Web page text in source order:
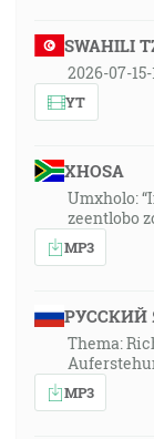
SWAHILI
2026-07-
YT
XHOSA
Umxholo:
zeentlobo
MP3
РУССКИЙ
Thema:
MP3